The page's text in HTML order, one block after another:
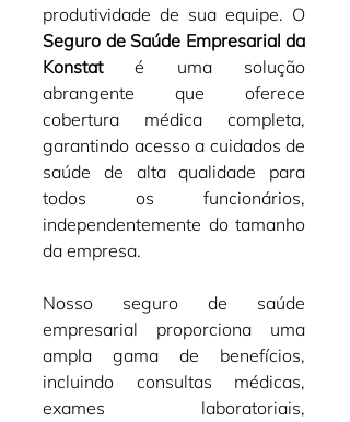
Seguro de Saúde Empresarial da
Konstat é uma solução
abrangente que oferece
cobertura médica completa,
garantindo acesso a cuidados de
saúde de alta qualidade para
todos os funcionários,
independentemente do tamanho
da empresa.
Nosso seguro de saúde
empresarial proporciona uma
ampla gama de benefícios,
incluindo consultas médicas,
exames laboratoriais,